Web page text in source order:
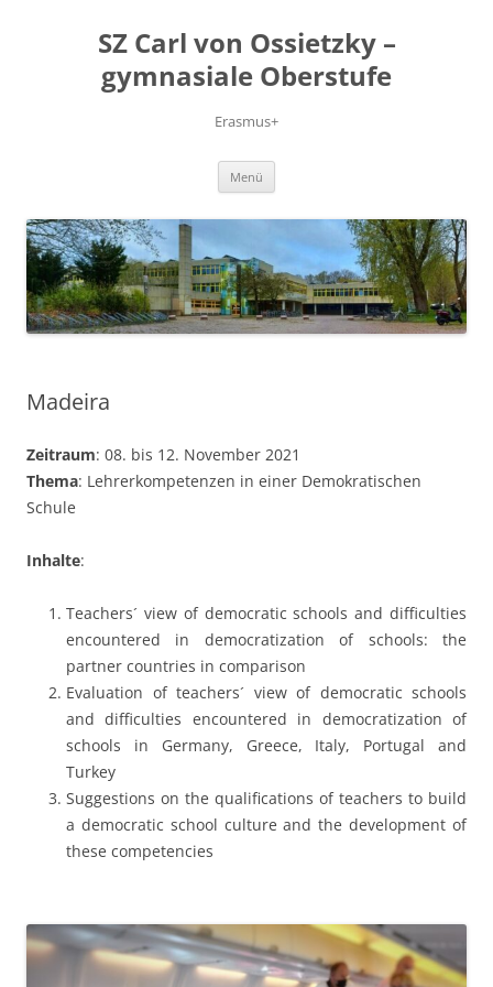
SZ Carl von Ossietzky –
gymnasiale Oberstufe
Erasmus+
Menü
Madeira
Zeitraum: 08. bis 12. November 2021
Thema: Lehrerkompetenzen in einer Demokratischen
Schule
Inhalte:
Teachers´ view of democratic schools and difficulties
encountered in democratization of schools: the
partner countries in comparison
Evaluation of teachers´ view of democratic schools
and difficulties encountered in democratization of
schools in Germany, Greece, Italy, Portugal and
Turkey
Suggestions on the qualifications of teachers to build
a democratic school culture and the development of
these competencies